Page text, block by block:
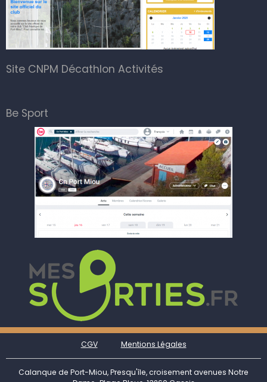
Site CNPM Décathlon Activités
Be Sport
CGV Mentions Légales
Calanque de Port-Miou, Presqu'île, croisement avenues Notre